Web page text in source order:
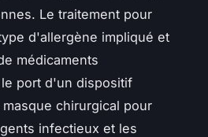
Le traitement pour
d'allergène impliqué et
médicaments
port d'un dispositif
chirurgical pour
infectieux et les